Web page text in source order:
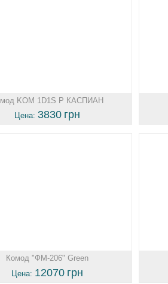
KOM 1D1S P КАСПИАН
Цена: 3830 грн
Комод "ФМ-206" Green
Цена: 12070 грн